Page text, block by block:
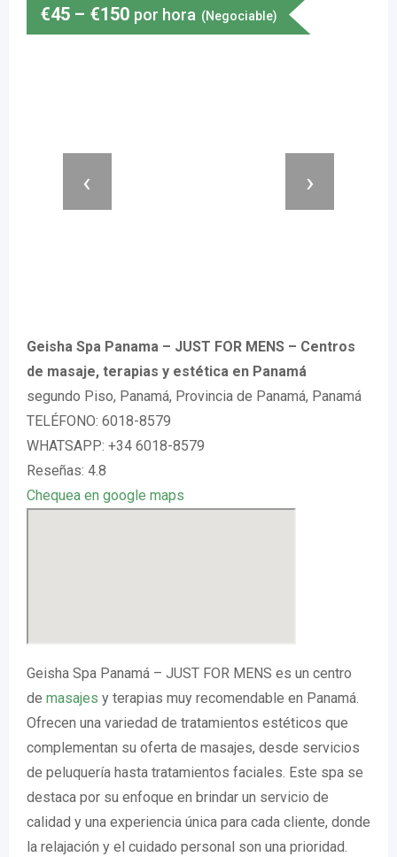
€45 – €150 por hora (Negociable)
‹ ›
Geisha Spa Panama – JUST FOR MENS – Centros
de masaje, terapias y estética en Panamá
segundo Piso, Panamá, Provincia de Panamá, Panamá
TELÉFONO: 6018-8579
WHATSAPP: +34 6018-8579
Reseñas: 4.8
Chequea en google maps
Geisha Spa Panamá – JUST FOR MENS es un centro
de masajes y terapias muy recomendable en Panamá.
Ofrecen una variedad de tratamientos estéticos que
complementan su oferta de masajes, desde servicios
de peluquería hasta tratamientos faciales. Este spa se
destaca por su enfoque en brindar un servicio de
calidad y una experiencia única para cada cliente, donde
la relajación y el cuidado personal son una prioridad.